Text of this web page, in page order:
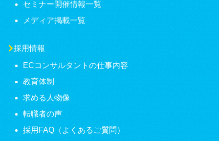
セミナー開催情報一覧
メディア掲載一覧
採用情報
ECコンサルタントの仕事内容
教育体制
求める人物像
転職者の声
採用FAQ（よくあるご質問）